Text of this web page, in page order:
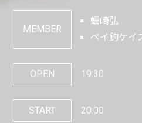
MEMBER
蠣崎弘
ペイ釣ケイ
OPEN 19:30
START 20:00